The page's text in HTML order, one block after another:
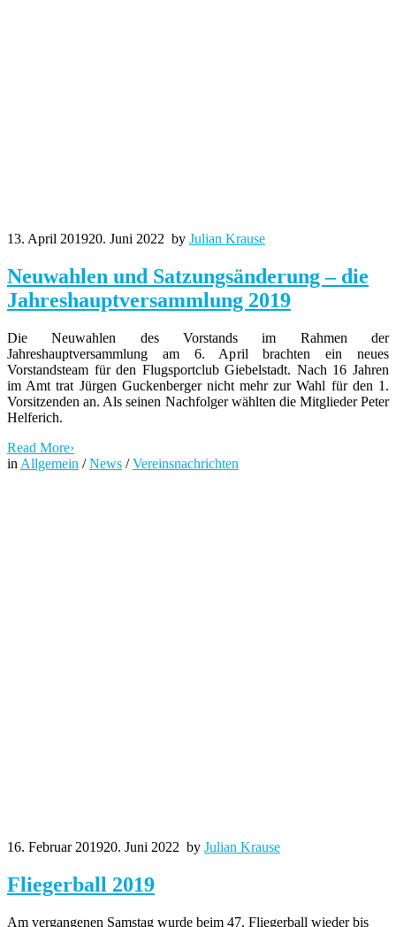
13. April 201920. Juni 2022 by Julian Krause
Neuwahlen und Satzungsänderung – die
Jahreshauptversammlung 2019
Die Neuwahlen des Vorstands im Rahmen der
Jahreshauptversammlung am 6. April brachten ein neues
Vorstandsteam für den Flugsportclub Giebelstadt. Nach 16 Jahren
im Amt trat Jürgen Guckenberger nicht mehr zur Wahl für den 1.
Vorsitzenden an. Als seinen Nachfolger wählten die Mitglieder Peter
Helferich.
Read More›
in Allgemein /News /Vereinsnachrichten
16. Februar 201920. Juni 2022 by Julian Krause
Fliegerball 2019
Am vergangenen Samstag wurde beim 47. Fliegerball wieder bis